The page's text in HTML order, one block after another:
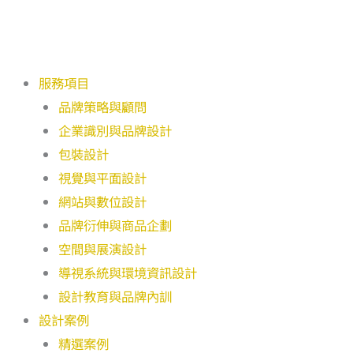
服務項目
品牌策略與顧問
企業識別與品牌設計
包裝設計
視覺與平面設計
網站與數位設計
品牌衍伸與商品企劃
空間與展演設計
導視系統與環境資訊設計
設計教育與品牌內訓
設計案例
精選案例